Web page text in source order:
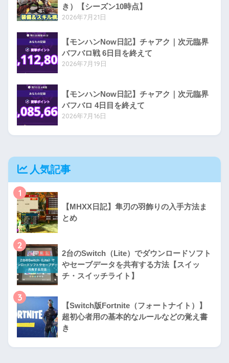
き）【シーズン10時点】
2026年7月21日
【モンハンNow日記】チャアク｜次元臨界
バフバロ戦 6日目を終えて
2026年7月19日
【モンハンNow日記】チャアク｜次元臨界
バフバロ 4日目を終えて
2026年7月16日
人気記事
1
【MHXX日記】隼刃の羽飾りの入手方法ま
とめ
2
2台のSwitch（Lite）でダウンロードソフト
やセーブデータを共有する方法【スイッ
チ・スイッチライト】
3
【Switch版Fortnite（フォートナイト）】
超初心者用の基本的なルールなどの覚え書
き